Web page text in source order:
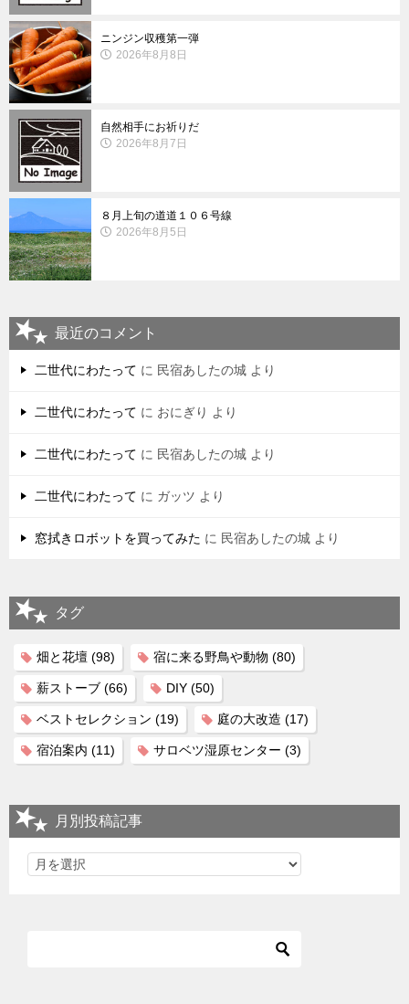
ニンジン収穫第一弾
2026年8月8日
自然相手にお祈りだ
2026年8月7日
８月上旬の道道１０６号線
2026年8月5日
最近のコメント
二世代にわたって に 民宿あしたの城 より
二世代にわたって に おにぎり より
二世代にわたって に 民宿あしたの城 より
二世代にわたって に ガッツ より
窓拭きロボットを買ってみた に 民宿あしたの城 より
タグ
畑と花壇 (98) 宿に来る野鳥や動物 (80)
薪ストーブ (66) DIY (50)
ベストセレクション (19) 庭の大改造 (17)
宿泊案内 (11) サロベツ湿原センター (3)
月別投稿記事